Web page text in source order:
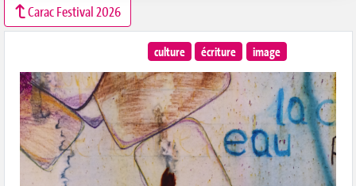
Carac Festival 2026
culture écriture image